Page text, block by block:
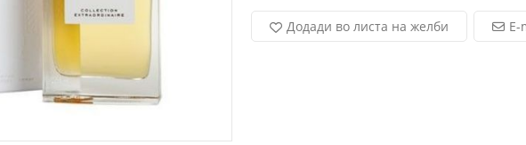
Додади во листа на желби E-